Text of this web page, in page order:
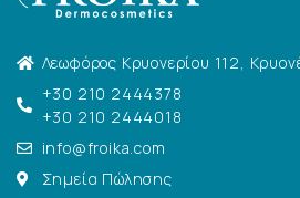
Λεωφόρος Κρυονερίου 112,
+30 210 2444378
+30 210 2444018
info@froika.com
Σημεία Πώλησης